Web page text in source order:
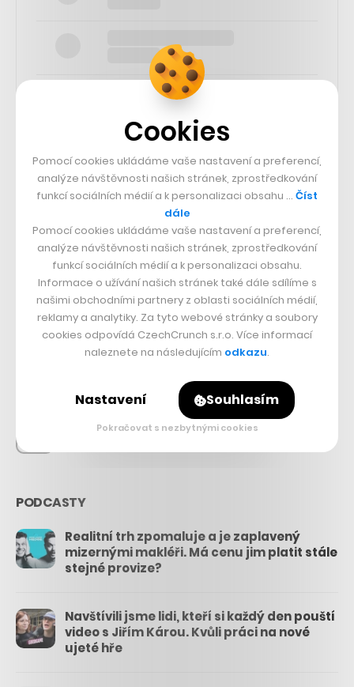
SLEDUJTE NÁS
73k
25k
56.4k
PODCASTY
Realitní trh zpomaluje a je zaplavený
mizernými makléři. Má cenu jim platit stále
stejné provize?
Navštívili jsme lidi, kteří si každý den pouští
video s Jiřím Károu. Kvůli práci na nové
ujeté hře
Cookies
Pomocí cookies ukládáme vaše nastavení a preferencí,
analýze návštěvnosti našich stránek, zprostředkování
funkcí sociálních médií a k personalizaci obsahu … Číst
dále
Pomocí cookies ukládáme vaše nastavení a preferencí,
analýze návštěvnosti našich stránek, zprostředkování
funkcí sociálních médií a k personalizaci obsahu.
Informace o užívání našich stránek také dále sdílíme s
našimi obchodními partnery z oblasti sociálních médií,
reklamy a analytiky. Za tyto webové stránky a soubory
cookies odpovídá CzechCrunch s.r.o. Více informací
naleznete na následujícím odkazu.
Nastavení Souhlasím
Pokračovat s nezbytnými cookies